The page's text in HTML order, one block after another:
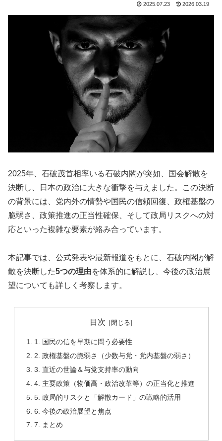
2025.07.23 2026.03.19
2025年、石破茂首相率いる石破内閣が突如、国会解散を
決断し、日本の政治に大きな衝撃を与えました。この決断
の背景には、党内外の情勢や国民の信頼回復、政権基盤の
脆弱さ、政策推進の正当性確保、そして政局リスクへの対
応といった複雑な要素が絡み合っています。
本記事では、公式発表や最新報道をもとに、石破内閣が解
散を決断した5つの理由を体系的に解説し、今後の政治展
望についても詳しく考察します。
目次
1. 国民の信を早期に問う必要性
2. 政権基盤の脆弱さ（少数与党・党内基盤の弱さ）
3. 直近の世論＆与党支持率の動向
4. 主要政策（物価高・政治改革等）の正当化と推進
5. 政局的リスクと「解散カード」の戦略的活用
6. 今後の政治展望と焦点
7. まとめ